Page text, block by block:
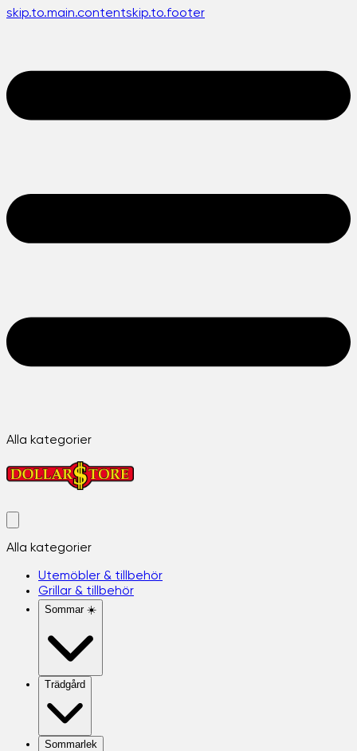
skip.to.main.contentskip.to.footer
Alla kategorier
Alla kategorier
Utemöbler & tillbehör
Grillar & tillbehör
Sommar ☀️
Trädgård
Sommarlek